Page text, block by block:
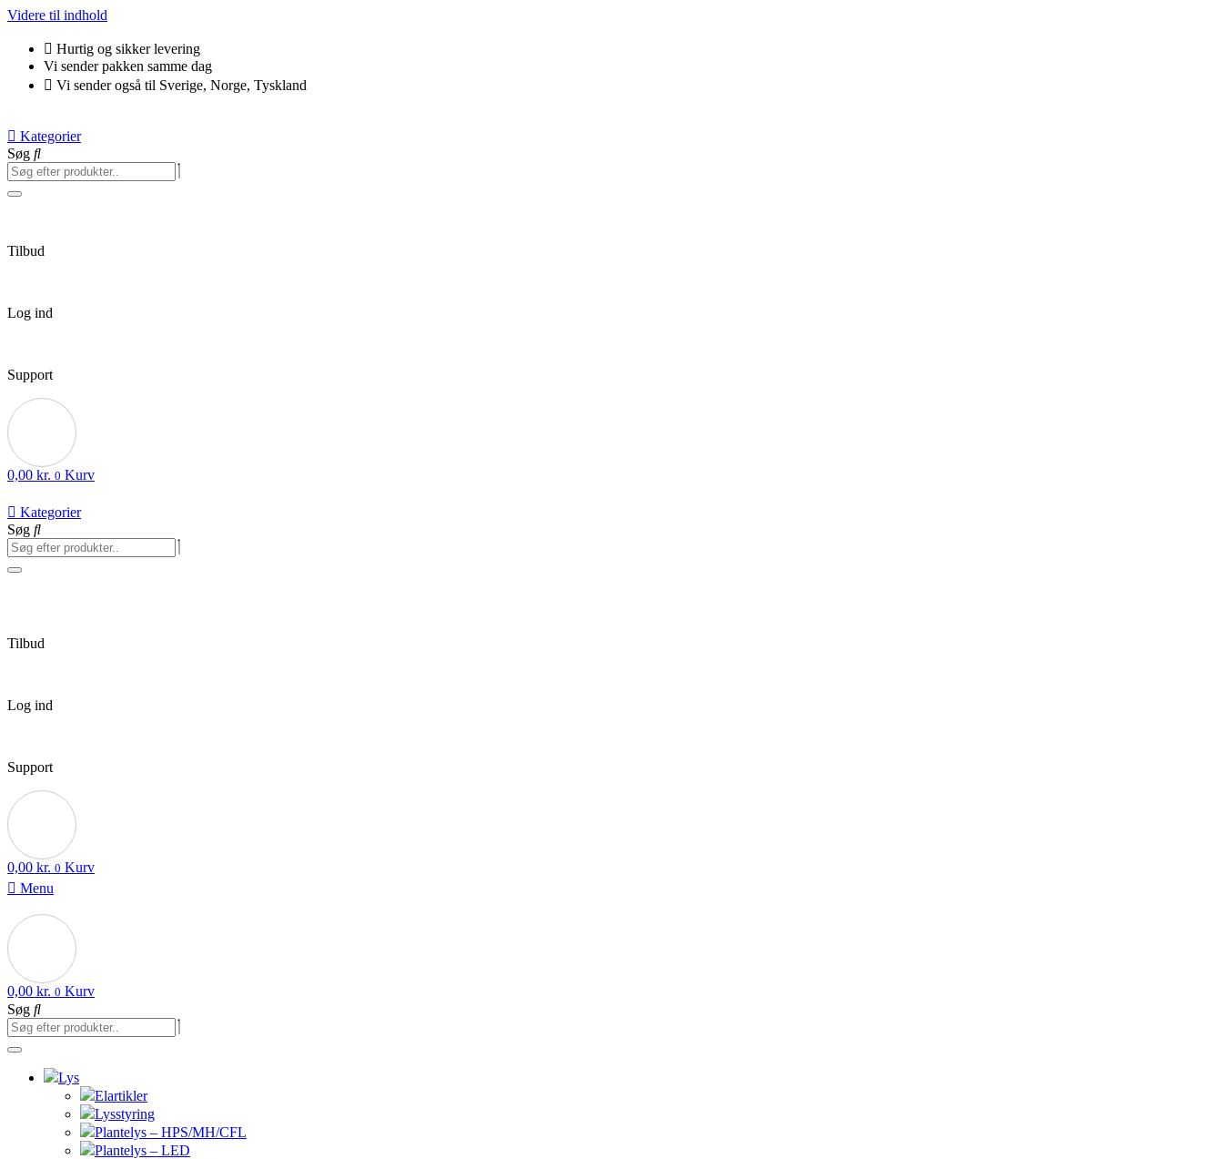
Videre til indhold
Hurtig og sikker levering
Vi sender pakken samme dag
Vi sender også til Sverige, Norge, Tyskland
Kategorier
Søg
Tilbud
Log ind
Support
0,00 kr. 0 Kurv
Kategorier
Søg
Tilbud
Log ind
Support
0,00 kr. 0 Kurv
Menu
0,00 kr. 0 Kurv
Søg
Lys
Elartikler
Lysstyring
Plantelys – HPS/MH/CFL
Plantelys – LED